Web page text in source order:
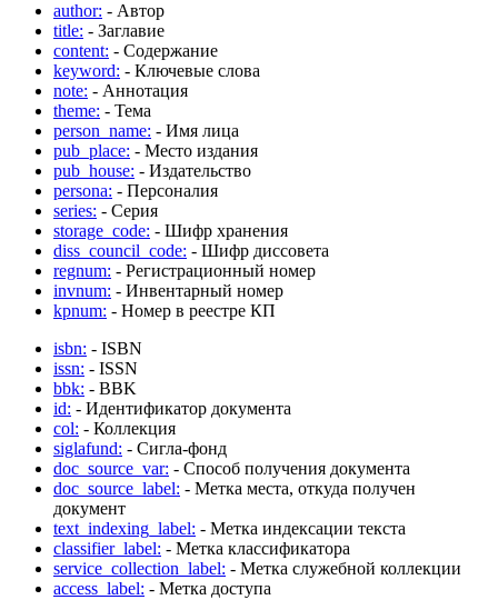
author: - Автор
title: - Заглавие
content: - Содержание
keyword: - Ключевые слова
note: - Аннотация
theme: - Тема
person_name: - Имя лица
pub_place: - Место издания
pub_house: - Издательство
persona: - Персоналия
series: - Серия
storage_code: - Шифр хранения
diss_council_code: - Шифр диссовета
regnum: - Регистрационный номер
invnum: - Инвентарный номер
kpnum: - Номер в реестре КП
isbn: - ISBN
issn: - ISSN
bbk: - BBK
id: - Идентификатор документа
col: - Коллекция
siglafund: - Сигла-фонд
doc_source_var: - Способ получения документа
doc_source_label: - Метка места, откуда получен
документ
text_indexing_label: - Метка индексации текста
classifier_label: - Метка классификатора
service_collection_label: - Метка служебной коллекции
access_label: - Метка доступа